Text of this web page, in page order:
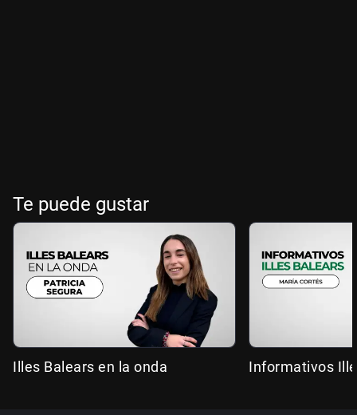
Te puede gustar
Illes Balears en la onda Informativos